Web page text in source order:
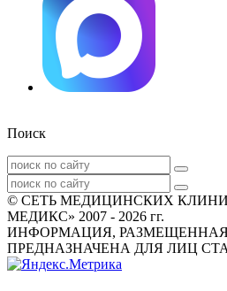
Поиск
© СЕТЬ МЕДИЦИНСКИХ
МЕДИКС» 2007 - 2026 гг.
ИНФОРМАЦИЯ,
ПРЕДНАЗНАЧЕНА ДЛЯ ЛИЦ